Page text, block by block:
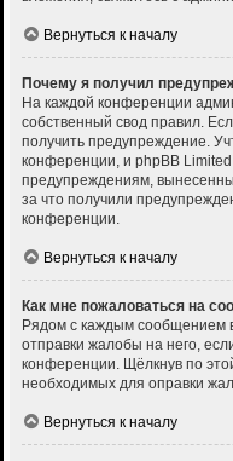
Вернуться к началу
Почему я получил
На каждой конференции
собственный свод правил.
получить предупреждение.
конференции, и phpBB
предупреждениям,
за что получили
конференции.
Вернуться к началу
Как мне пожаловаться на
Рядом с каждым сообщением
отправки жалобы на него,
конференции. Щёлкнув по
необходимых для оправки
Вернуться к началу